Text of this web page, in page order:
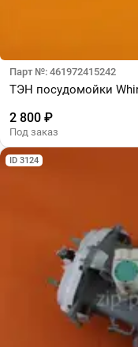
Парт №: 461972415242
ТЭН посудомойки
2 800 ₽
Под заказ
ID 3124